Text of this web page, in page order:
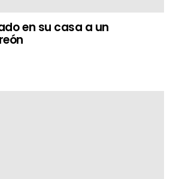
en su casa a un